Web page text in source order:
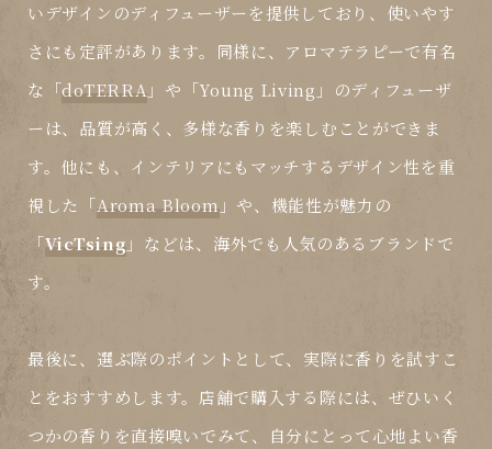
いデザインのディフューザーを提供しており、使いやす
さにも定評があります。同様に、アロマテラピーで有名
な「doTERRA 」や「Young Living 」のディフューザ
ーは、品質が高く、多様な香りを楽しむことができま
す。他にも、インテリアにもマッチするデザイン性を重
視した「Aroma Bloom 」や、機能性が魅力の
「VicTsing」などは、海外でも人気のあるブランドで
す。
最後に、選ぶ際のポイントとして、実際に香りを試すこ
とをおすすめします。店舗で購入する際には、ぜひいく
つかの香りを直接嗅いでみて、自分にとって心地よい香